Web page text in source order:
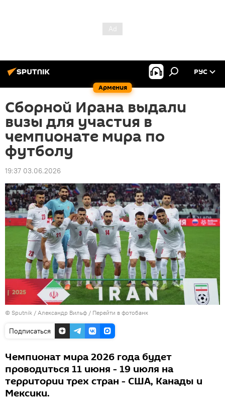
Армения
РУС
Сборной Ирана выдали
визы для участия в
чемпионате мира по
футболу
19:37 03.06.2026
© Sputnik / Александр Вильф / Перейти в фотобанк
Подписаться
Чемпионат мира 2026 года будет
проводиться 11 июня - 19 июля на
территории трех стран - США, Канады и
Мексики.